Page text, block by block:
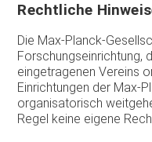
Rechtliche
Die Max-Planck-
Forschungseinrichtung,
eingetragenen Vereins
Einrichtungen der Max-
organisatorisch
Regel keine eigene